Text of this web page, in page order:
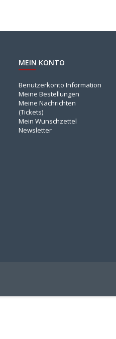
MEIN KONTO
Benutzerkonto Information
Meine Bestellungen
Meine Nachrichten
(Tickets)
Mein Wunschzettel
Newsletter